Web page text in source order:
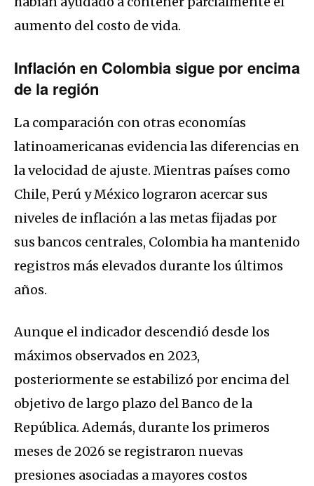
aumento del costo de vida.
Inflación en Colombia sigue por encima
de la región
La comparación con otras economías
latinoamericanas evidencia las diferencias en
la velocidad de ajuste. Mientras países como
Chile, Perú y México lograron acercar sus
niveles de inflación a las metas fijadas por
sus bancos centrales, Colombia ha mantenido
registros más elevados durante los últimos
años.
Aunque el indicador descendió desde los
máximos observados en 2023,
posteriormente se estabilizó por encima del
objetivo de largo plazo del Banco de la
República. Además, durante los primeros
meses de 2026 se registraron nuevas
presiones asociadas a mayores costos